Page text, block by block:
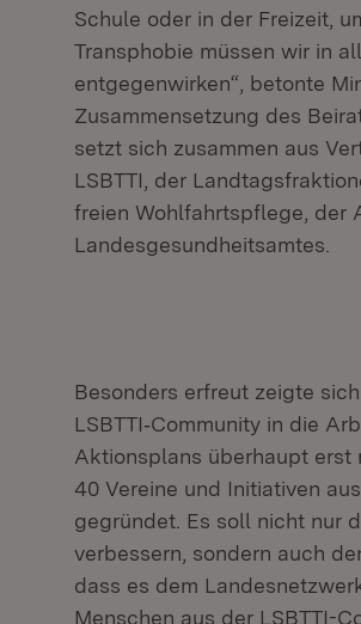
Schule oder in der Freizeit,
Transphobie müssen wir in
entgegenwirken“, betonte
Zusammensetzung des
setzt sich zusammen aus
LSBTTI, der
freien Wohlfahrtspflege, der
Landesgesundheitsamtes.
Besonders erfreut zeigte
LSBTTI‑Community in die
Aktionsplans überhaupt erst
40 Vereine und Initiativen
gegründet. Es soll nicht nur
verbessern, sondern auch
dass es dem
Menschen aus der LSBTTI-